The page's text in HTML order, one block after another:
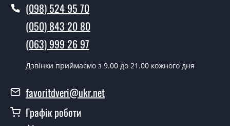
дверей ТМ Фаворит?
Так робимо. Монтаж міжкімнатних дверей ТМ Фаворит
проводиться згідно з чергою, у всі дні крім неділі.
Скільки коштує встановлення дверей
Optima-12?
Вартість встановлення дверей Optima-12 - от 1800
(098) 524 95 70
(050) 843 20 80
(063) 999 26 97
Дзвінки приймаємо з 9.00 до 21.00 кожного дня
favoritdveri@ukr.net
Графік роботи